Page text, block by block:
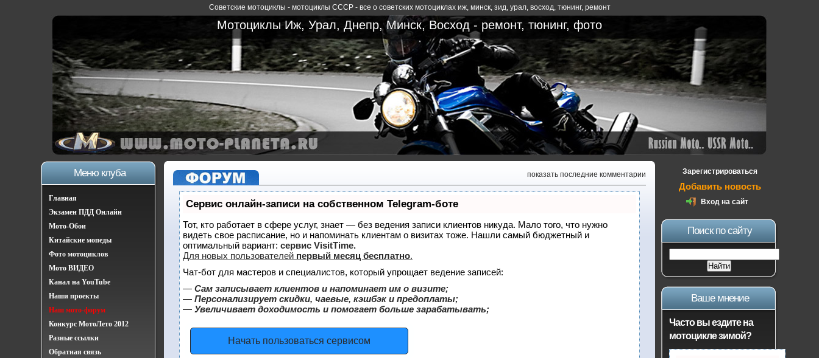
Советские мотоциклы - мотоциклы СССР - все о советских мотоциклах иж, минск, зид, урал, восход,тюнинг,ремонт
Мотоциклы Иж, Урал, Днепр, Минск, Восход - ремонт, тюнинг, фото
Меню клуба
Главная
Экзамен ПДД Онлайн
Мото-Обои
Китайские мопеды
Фото мотоциклов
Мото ВИДЕО
Канал на YouTube
Наши проекты
Наш мото-форум
Конкурс МотоЛето 2012
Разные ссылки
Обратная связь
показать последние комментарии
Сервис онлайн-записи на собственном Telegram-боте
Тот, кто работает в сфере услуг, знает — без ведения записи клиентов никуда. Мало того, что нужно
видеть свое расписание, но и напоминать клиентам о визитах тоже. Нашли самый бюджетный и
оптимальный вариант: сервис VisitTime.
Для новых пользователей первый месяц бесплатно.
Чат-бот для мастеров и специалистов, который упрощает ведение записей:
— Сам записывает клиентов и напоминает им о визите;
— Персонализирует скидки, чаевые, кэшбэк и предоплаты;
— Увеличивает доходимость и помогает больше зарабатывать;
Начать пользоваться сервисом
Зарегистрироваться
Добавить новость
Вход на сайт
Поиск по сайту
Ваше мнение
Часто вы ездите на
мотоцикле зимой?